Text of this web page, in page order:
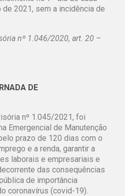
2021, sem a incidência de
nº 1.046/2020, art. 20 –
DE
nº 1.045/2021, foi
Emergencial de Manutenção
prazo de 120 dias com o
e a renda, garantir a
laborais e empresariais e
das consequências
de importância
coronavírus (covid-19).